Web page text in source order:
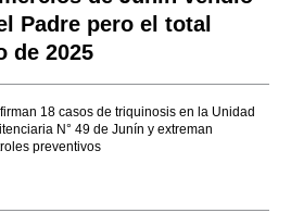
Padre pero el total
de 2025
18 casos de triquinosis en la Unidad
N° 49 de Junín y extreman
preventivos